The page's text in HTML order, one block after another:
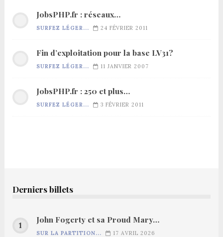
JobsPHP.fr : réseaux…
SURFEZ LÉGER... 24 FÉVRIER 2011
Fin d’exploitation pour la base LV31?
SURFEZ LÉGER... 11 JANVIER 2007
JobsPHP.fr : 250 et plus…
SURFEZ LÉGER... 3 FÉVRIER 2011
Derniers billets
John Fogerty et sa Proud Mary…
SUR LA PARTITION... 17 AVRIL 2026